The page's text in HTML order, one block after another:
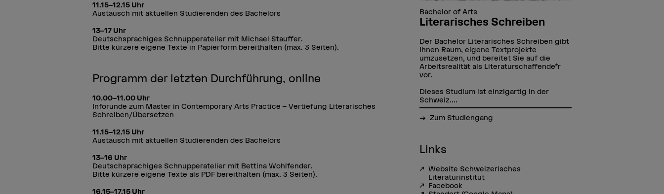
11.15–12.15 Uhr
Austausch mit aktuellen Studierenden des Bachelors
13–17 Uhr
Deutschsprachiges Schnupperatelier mit Michael Stauffer.
Bitte kürzere eigene Texte in Papierform bereithalten (max. 3 Seiten).
Programm der letzten Durchführung, online
10.00–11.00 Uhr
Inforunde zum Master in Contemporary Arts Practice – Vertiefung Literarisches
Schreiben/Übersetzen
11.15–12.15 Uhr
Austausch mit aktuellen Studierenden des Bachelors
13–16 Uhr
Deutschsprachiges Schnupperatelier mit Bettina Wohlfender.
Bitte kürzere eigene Texte als PDF bereithalten (max. 3 Seiten).
16.15–17.15 Uhr
Bachelor of Arts
Literarisches Schreiben
Der Bachelor Literarisches Schreiben gibt
Ihnen Raum, eigene Textprojekte
umzusetzen, und bereitet Sie auf die
Arbeitsrealität als Literaturschaffende*r
vor.
Dieses Studium ist einzigartig in der
Schweiz....
Zum Studiengang
Links
Website Schweizerisches
Literaturinstitut
Facebook